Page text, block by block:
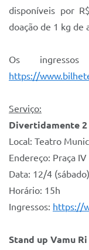
disponíveis por
doação de 1 kg de
Os
https://
Serviço:
Divertidamente 2
Local: Teatro
Endereço: Praça
Data: 12/4 (sábado)
Horário: 15h
Ingressos: https://
Stand up Vamu Ri